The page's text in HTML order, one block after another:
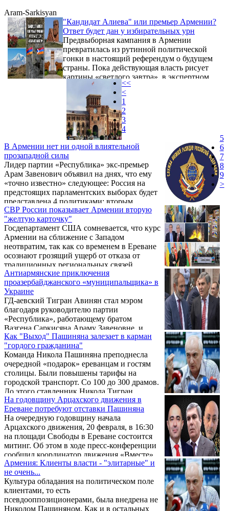
Aram-Sarkisyan
"Кандидат Алиева" или премьер Армении?
Ответ будет дан у избирательных урн
Предвыборная кампания в Армении
превратилась из рутинной политической
гонки в настоящий референдум о будущем
страны. Пока действующая власть рисует
картины «светлого завтра», в экспертном
сообществе звучит набат,
предупреждающий о рисках, которые не
просто гипотетические, а вполне осязаемые.
В Армении нет ни одной влиятельной
прозападной силы
Лидер партии «Республика» экс-премьер
Арам Завенович объявил на днях, что ему
«точно известно» следующее: Россия на
предстоящих парламентских выборах будет
представлена 4 политиками: вторым
президентом Робертом Кочаряном, лидером
партии «Айреник» бывшим руководителем
СНБ генералом Артуром Ванецяном.
«Имена двух остальных не знает даже
Кочарян», — заявил Завенович, которому
«точно известно», что второй президент —
единственный из всех политических
деятелей имеет возможность прямых
контактов с Путиным, ...
СВР России показывает Армении вторую
"желтую карточку"
Госдепартамент США сомневается, что курс
Армении на сближение с Западом
неотвратим, так как со временем в Ереване
осознают грозящий ущерб от отказа от
традиционных региональных связей,
сообщили в пресс-бюро Службы внешней
разведки (СВР) России.
Антиармянские приключения
проазербайджанского «муниципальщика» в
Украине
ГД-аевский Тигран Авинян стал мэром
благодаря руководителю партии
«Республика», работающему братом
Вазгена Саркисяна Араму Завеновне, и
партии «Общественный голос».
Как "Выход" Пашиняна залезает в карман
"гордого гражданина"
Команда Никола Пашиняна преподнесла
очередной «подарок» ереванцам и гостям
столицы. Были повышены тарифы на
городской транспорт. Со 100 до 300 драмов.
До этого ставленник Никола Тигран
Авинян повысил стоимость красных
парковочных мест: со 100 до 300 драмов за
1 час и с 12 тыс. до 160 тыс. драмов за 1 год.
На годовщину Арцахского движения в
Ереване потребуют отставки Пашиняна
На очередную годовщину начала
Арцахского движения, 20 февраля, в 16:30
на площади Свободы в Ереване состоится
митинг. Об этом в ходе пресс-конференции
сообщил координатор движения «Вместе»
Арам Саркисян, добавив, что в тот же день,
в полдень, состоится посещение пантеона
«Ераблур». К участию в митинге также
приглашены 35 оппозиционных депутатов,
которые могут инициировать в парламенте
Армения: Клиенты власти - "элитарные" и
не очень...
Культура обладания на политическом поле
клиентами, то есть
псевдооппозиционерами, была внедрена не
Николом Пашиняном. Как и в остальных
<<
<
1
2
3
4
5
6
7
8
9
>